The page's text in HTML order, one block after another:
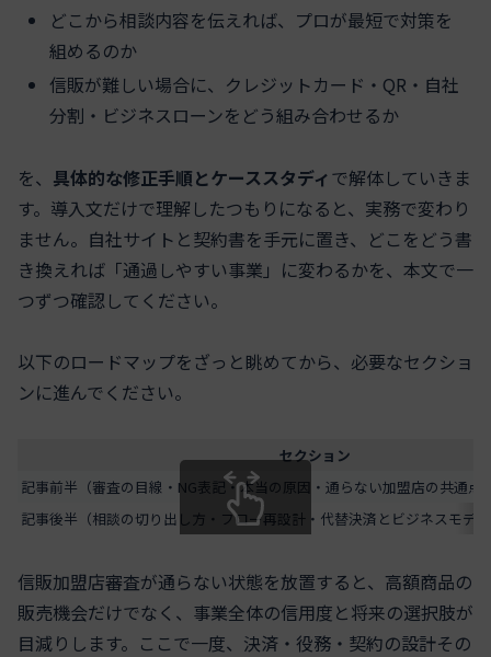
どこから相談内容を伝えれば、プロが最短で対策を
組めるのか
信販が難しい場合に、クレジットカード・QR・自社
分割・ビジネスローンをどう組み合わせるか
を、 具体的な修正手順とケーススタディで解体していきま
す。導入文だけで理解したつもりになると、実務で変わり
ません。自社サイトと契約書を手元に置き、どこをどう書
き換えれば「通過しやすい事業」に変わるかを、本文で一
つずつ確認してください。
以下のロードマップをざっと眺めてから、必要なセクショ
ンに進んでください。
セクション
記事前半（審査の目線・NG表記・本当の原因・通らない加盟店の共通点
記事後半（相談の切り出し方・フロー再設計・代替決済とビジネスモデ
スクロールできます
信販加盟店審査が通らない状態を放置すると、高額商品の
販売機会だけでなく、事業全体の信用度と将来の選択肢が
目減りします。ここで一度、決済・役務・契約の設計その